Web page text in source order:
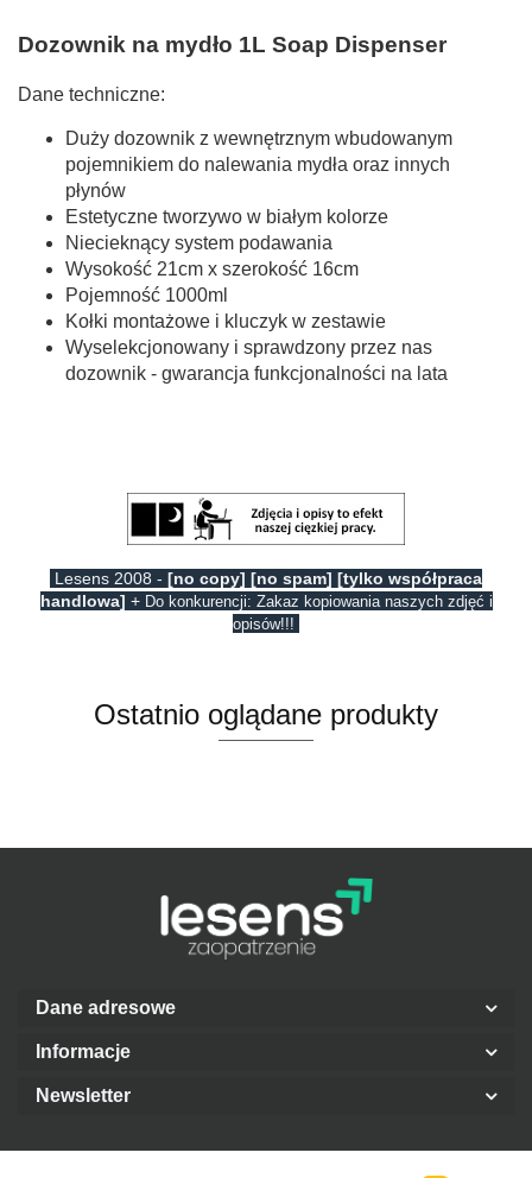
Dozownik na mydło 1L Soap Dispenser
Dane techniczne:
Duży dozownik z wewnętrznym wbudowanym
pojemnikiem do nalewania mydła oraz innych
płynów
Estetyczne tworzywo w białym kolorze
Niecieknący system podawania
Wysokość 21cm x szerokość 16cm
Pojemność 1000ml
Kołki montażowe i kluczyk w zestawie
Wyselekcjonowany i sprawdzony przez nas
dozownik - gwarancja funkcjonalności na lata
Lesens 2008 - [no copy] [no spam] [tylko współpraca
handlowa] + Do konkurencji: Zakaz kopiowania naszych zdjęć i
opisów!!!
Ostatnio oglądane produkty
Dane adresowe
Informacje
Newsletter